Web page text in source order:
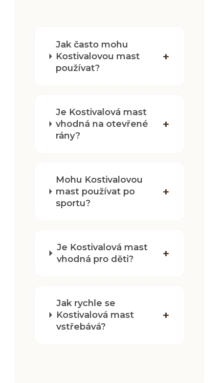
Jak často mohu
Kostivalovou mast
používat?
Je Kostivalová mast
vhodná na otevřené
rány?
Mohu Kostivalovou
mast používat po
sportu?
Je Kostivalová mast
vhodná pro děti?
Jak rychle se
Kostivalová mast
vstřebává?